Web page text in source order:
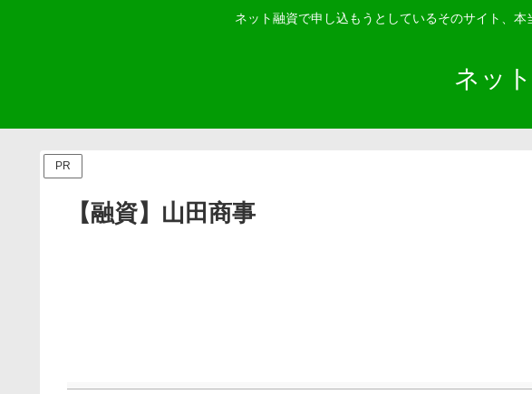
ネット融資で申し込もうとしているそのサイト、
ネッ
PR
【融資】山田商事